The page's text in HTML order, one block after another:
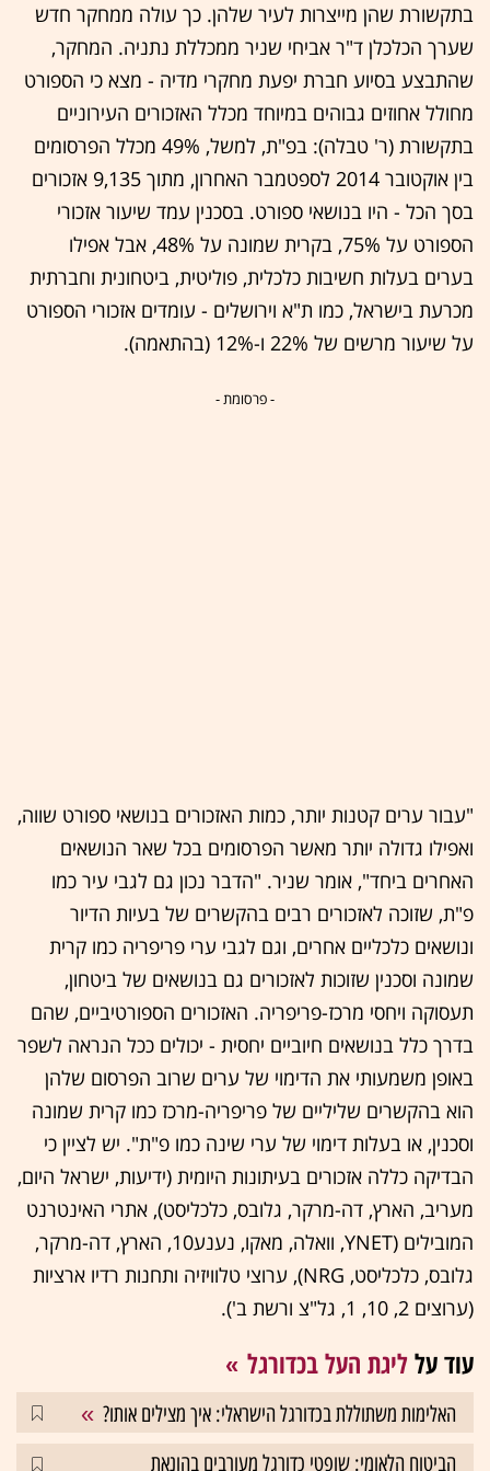
בתקשורת שהן מייצרות לעיר שלהן. כך עולה ממחקר חדש
שערך הכלכלן ד"ר אביחי שניר ממכללת נתניה. המחקר,
שהתבצע בסיוע חברת יפעת מחקרי מדיה - מצא כי הספורט
מחולל אחוזים גבוהים במיוחד מכלל האזכורים העירוניים
בתקשורת (ר' טבלה): בפ"ת, למשל, 49% מכלל הפרסומים
בין אוקטובר 2014 לספטמבר האחרון, מתוך 9,135 אזכורים
בסך הכל - היו בנושאי ספורט. בסכנין עמד שיעור אזכורי
הספורט על 75%, בקרית שמונה על 48%, אבל אפילו
בערים בעלות חשיבות כלכלית, פוליטית, ביטחונית וחברתית
מכרעת בישראל, כמו ת"א וירושלים - עומדים אזכורי הספורט
על שיעור מרשים של 22% ו-12% (בהתאמה).
- פרסומת -
"עבור ערים קטנות יותר, כמות האזכורים בנושאי ספורט שווה,
ואפילו גדולה יותר מאשר הפרסומים בכל שאר הנושאים
האחרים ביחד", אומר שניר. "הדבר נכון גם לגבי עיר כמו
פ"ת, שזוכה לאזכורים רבים בהקשרים של בעיות הדיור
ונושאים כלכליים אחרים, וגם לגבי ערי פריפריה כמו קרית
שמונה וסכנין שזוכות לאזכורים גם בנושאים של ביטחון,
תעסוקה ויחסי מרכז-פריפריה. האזכורים הספורטיביים, שהם
בדרך כלל בנושאים חיוביים יחסית - יכולים ככל הנראה לשפר
באופן משמעותי את הדימוי של ערים שרוב הפרסום שלהן
הוא בהקשרים שליליים של פריפריה-מרכז כמו קרית שמונה
וסכנין, או בעלות דימוי של ערי שינה כמו פ"ת". יש לציין כי
הבדיקה כללה אזכורים בעיתונות היומית (ידיעות, ישראל היום,
מעריב, הארץ, דה-מרקר, גלובס, כלכליסט), אתרי האינטרנט
המובילים (YNET, וואלה, מאקו, נענע10, הארץ, דה-מרקר,
גלובס, כלכליסט, NRG), ערוצי טלוויזיה ותחנות רדיו ארציות
(ערוצים 2, 10, 1, גל"צ ורשת ב').
עוד עלליגת העל בכדורגל
האלימות משתוללת בכדורגל הישראלי: איך מצילים אותו?
הביטוח הלאומי: שופטי כדורגל מעורבים בהונאת